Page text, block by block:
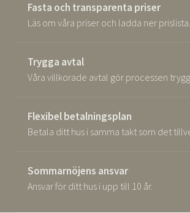
Fasta och transparenta priser
Läs om våra priser och ladda ner prislista.
Trygga avtal
Våra villkorade avtal gör processen
Flexibel betalningsplan
Betala ditt hus i samma takt som det
Sommarnöjens ansvar
Ansvar för ditt hus i upp till 10 år.